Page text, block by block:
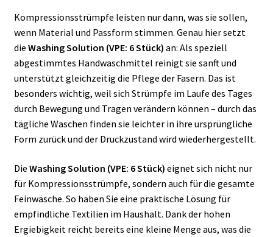
Kompressionsstrümpfe leisten nur dann, was sie sollen,
wenn Material und Passform stimmen. Genau hier setzt
die Washing Solution (VPE: 6 Stück) an: Als speziell
abgestimmtes Handwaschmittel reinigt sie sanft und
unterstützt gleichzeitig die Pflege der Fasern. Das ist
besonders wichtig, weil sich Strümpfe im Laufe des Tages
durch Bewegung und Tragen verändern können – durch das
tägliche Waschen finden sie leichter in ihre ursprüngliche
Form zurück und der Druckzustand wird wiederhergestellt.
Die Washing Solution (VPE: 6 Stück) eignet sich nicht nur
für Kompressionsstrümpfe, sondern auch für die gesamte
Feinwäsche. So haben Sie eine praktische Lösung für
empfindliche Textilien im Haushalt. Dank der hohen
Ergiebigkeit reicht bereits eine kleine Menge aus, was die